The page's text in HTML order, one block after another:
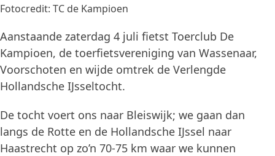
Fotocredit: TC de Kampioen
Aanstaande zaterdag 4 juli fietst Toerclub De
Kampioen, de toerfietsvereniging van Wassenaar,
Voorschoten en wijde omtrek de Verlengde
Hollandsche IJsseltocht.
De tocht voert ons naar Bleiswijk; we gaan dan
langs de Rotte en de Hollandsche IJssel naar
Haastrecht op zo’n 70-75 km waar we kunnen